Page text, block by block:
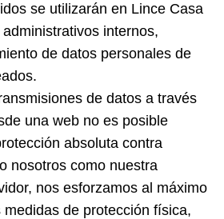
se utilizarán en Lince Casa
internos,
de datos personales de
de datos a través
una web no es posible
absoluta contra
nosotros como nuestra
nos esforzamos al máximo
de protección física,